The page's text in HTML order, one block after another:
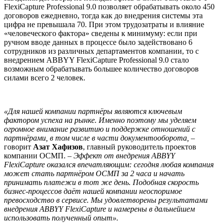
FlexiCapture Professional 9.0 позволяет обрабатывать около 450
договоров ежедневно, тогда как до внедрения системы эта
цифра не превышала 70. При этом трудозатраты и влияние
«человеческого фактора» сведены к минимуму: если при
ручном вводе данных в процессе было задействовано 6
сотрудников из различных департаментов компании, то с
внедрением ABBYY FlexiCapture Professional 9.0 стало
возможным обрабатывать большее количество договоров
силами всего 2 человек.
«Для нашей компании партнёры являются ключевым
фактором успеха на рынке. Именно поэтому мы уделяем
огромное внимание развитию и поддержке отношений с
партнёрами, в том числе в части документооборота, –
говорит Азат Хафизов, главный руководитель проектов
компании ОСМП. – Эффект от внедрения ABBYY
FlexiCapture оказался впечатляющим: сегодня любая компания
может стать партнёром ОСМП за 2 часа и начать
принимать платежи в тот же день. Подобная скорость
бизнес-процессов даёт нашей компании неоспоримое
превосходство в сервисе. Мы удовлетворены результатами
внедрения ABBYY FlexiCapture и намерены в дальнейшем
использовать полученный опыт».